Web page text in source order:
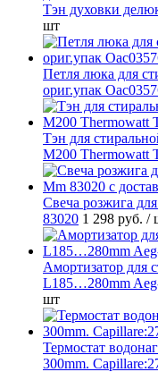
Тэн духовки
шт
Петля люка для
ориг.упак
Тэн для
M200 Thermowatt
Свеча розжига
83020 1 298 руб. /
Амортизатор для
L185…280mm
шт
Термостат
300mm.